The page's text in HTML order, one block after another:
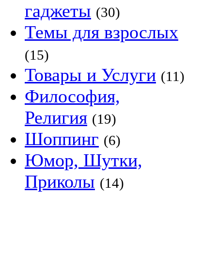
гаджеты (30)
Темы для взрослых
(15)
Товары и Услуги (11)
Философия,
Религия (19)
Шоппинг (6)
Юмор, Шутки,
Приколы (14)